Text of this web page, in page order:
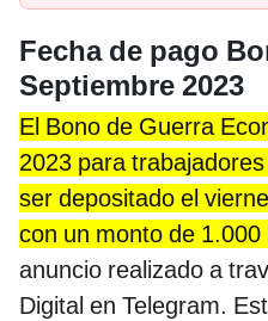
Fecha de pago
Septiembre 2023
El Bono de Guerra
2023 para
ser depositado el
con un monto de
anuncio realizado a
Digital en Telegram.